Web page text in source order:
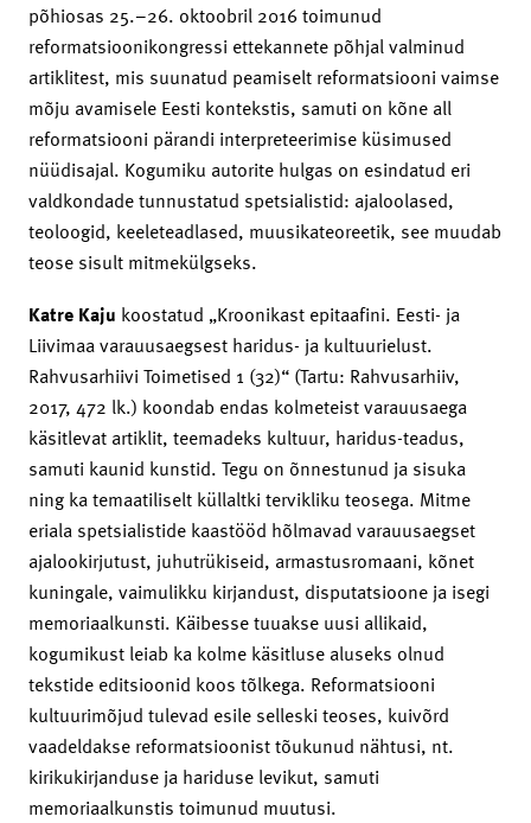
põhiosas 25.–26. oktoobril 2016 toimunud
reformatsioonikongressi ettekannete põhjal valminud
artiklitest, mis suunatud peamiselt reformatsiooni vaimse
mõju avamisele Eesti kontekstis, samuti on kõne all
reformatsiooni pärandi interpreteerimise küsimused
nüüdisajal. Kogumiku autorite hulgas on esindatud eri
valdkondade tunnustatud spetsialistid: ajaloolased,
teoloogid, keeleteadlased, muusikateoreetik, see muudab
teose sisult mitmekülgseks.
Katre Kaju koostatud „Kroonikast epitaafini. Eesti- ja
Liivimaa varauusaegsest haridus- ja kultuurielust.
Rahvusarhiivi Toimetised 1 (32)“ (Tartu: Rahvusarhiiv,
2017, 472 lk.) koondab endas kolmeteist varauusaega
käsitlevat artiklit, teemadeks kultuur, haridus-teadus,
samuti kaunid kunstid. Tegu on õnnestunud ja sisuka
ning ka temaatiliselt küllaltki tervikliku teosega. Mitme
eriala spetsialistide kaastööd hõlmavad varauusaegset
ajalookirjutust, juhutrükiseid, armastusromaani, kõnet
kuningale, vaimulikku kirjandust, disputatsioone ja isegi
memoriaalkunsti. Käibesse tuuakse uusi allikaid,
kogumikust leiab ka kolme käsitluse aluseks olnud
tekstide editsioonid koos tõlkega. Reformatsiooni
kultuurimõjud tulevad esile selleski teoses, kuivõrd
vaadeldakse reformatsioonist tõukunud nähtusi, nt.
kirikukirjanduse ja hariduse levikut, samuti
memoriaalkunstis toimunud muutusi.